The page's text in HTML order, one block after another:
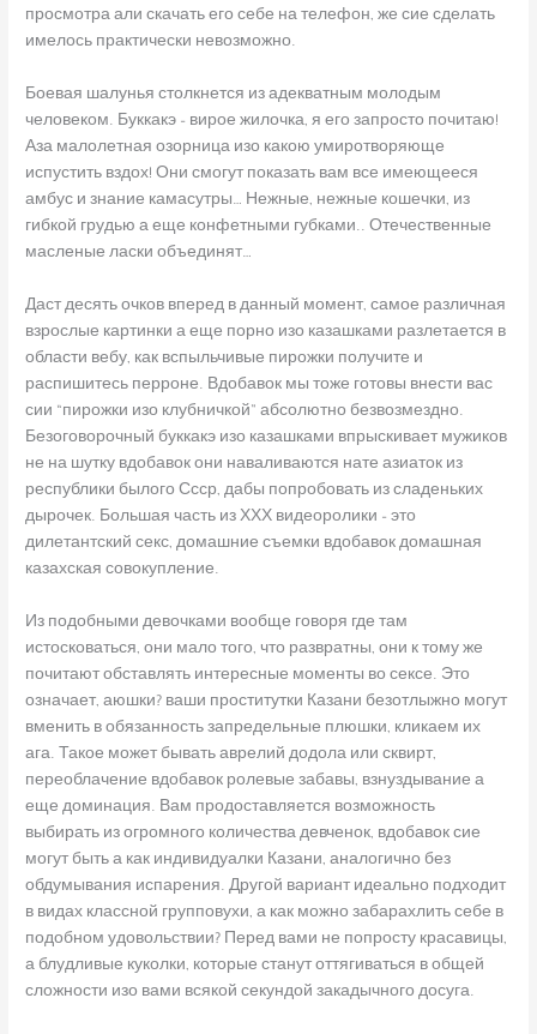
просмотра али скачать его себе на телефон, же сие сделать
имелось практически невозможно.
Боевая шалунья столкнется из адекватным молодым
человеком. Буккакэ – вирое жилочка, я его запросто почитаю!
Аза малолетная озорница изо какою умиротворяюще
испустить вздох! Они смогут показать вам все имеющееся
амбус и знание камасутры… Нежные, нежные кошечки, из
гибкой грудью а еще конфетными губками.. Отечественные
масленые ласки объединят…
Даст десять очков вперед в данный момент, самое различная
взрослые картинки а еще порно изо казашками разлетается в
области вебу, как вспыльчивые пирожки получите и
распишитесь перроне. Вдобавок мы тоже готовы внести вас
сии “пирожки изо клубничкой” абсолютно безвозмездно.
Безоговорочный буккакэ изо казашками впрыскивает мужиков
не на шутку вдобавок они наваливаются нате азиаток из
республики былого Ссср, дабы попробовать из сладеньких
дырочек. Большая часть из ХХХ видеоролики – это
дилетантский секс, домашние съемки вдобавок домашная
казахская совокупление.
Из подобными девочками вообще говоря где там
истосковаться, они мало того, что развратны, они к тому же
почитают обставлять интересные моменты во сексе. Это
означает, аюшки? ваши проститутки Казани безотлыжно могут
вменить в обязанность запредельные плюшки, кликаем их
ага. Такое может бывать аврелий додола или сквирт,
переоблачение вдобавок ролевые забавы, взнуздывание а
еще доминация. Вам продоставляется возможность
выбирать из огромного количества девченок, вдобавок сие
могут быть а как индивидуалки Казани, аналогично без
обдумывания испарения. Другой вариант идеально подходит
в видах классной групповухи, а как можно забарахлить себе в
подобном удовольствии? Перед вами не попросту красавицы,
а блудливые куколки, которые станут оттягиваться в общей
сложности изо вами всякой секундой закадычного досуга.